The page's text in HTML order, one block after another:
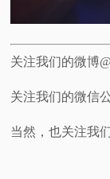
关注我们的微博
关注我们的微信
当然，也关注我